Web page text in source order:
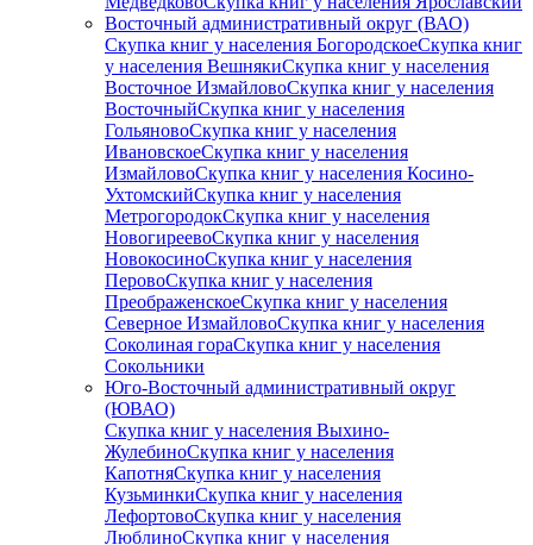
Восточный административный округ (ВАО)
Скупка книг у населения БогородскоеСкупка книг
у населения ВешнякиСкупка книг у населения
Восточное ИзмайловоСкупка книг у населения
ВосточныйСкупка книг у населения
ГольяновоСкупка книг у населения
ИвановскоеСкупка книг у населения
ИзмайловоСкупка книг у населения Косино-
УхтомскийСкупка книг у населения
МетрогородокСкупка книг у населения
НовогиреевоСкупка книг у населения
НовокосиноСкупка книг у населения
ПеровоСкупка книг у населения
ПреображенскоеСкупка книг у населения
Северное ИзмайловоСкупка книг у населения
Соколиная гораСкупка книг у населения
Сокольники
Юго-Восточный административный округ
(ЮВАО)
Скупка книг у населения Выхино-
ЖулебиноСкупка книг у населения
КапотняСкупка книг у населения
КузьминкиСкупка книг у населения
ЛефортовоСкупка книг у населения
ЛюблиноСкупка книг у населения